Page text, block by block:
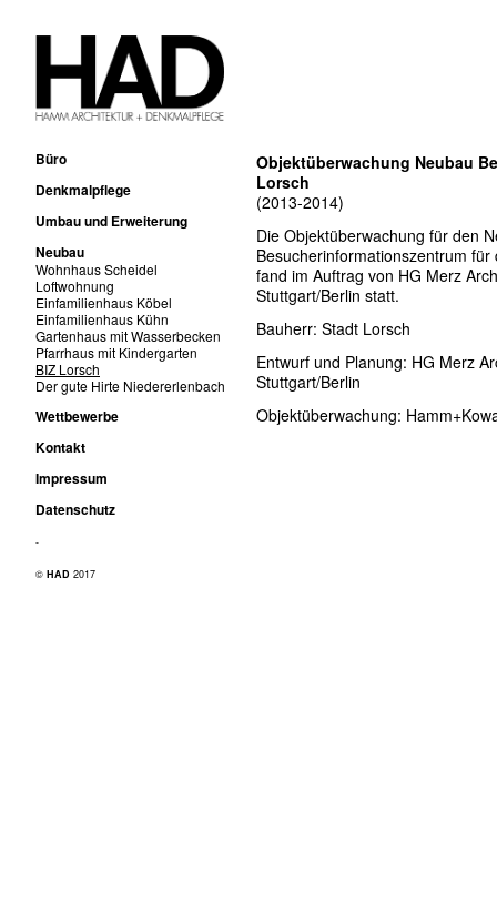
Büro
Denkmalpflege
Umbau und Erweiterung
Neubau
Wohnhaus Scheidel
Loftwohnung
Einfamilienhaus Köbel
Einfamilienhaus Kühn
Gartenhaus mit Wasserbecken
Pfarrhaus mit Kindergarten
BIZ Lorsch
Der gute Hirte Niedererlenbach
Wettbewerbe
Kontakt
Impressum
Datenschutz
-
© HAD 2017
Objektüberwachung Neubau
Lorsch
(2013-2014)
Die Objektüberwachung für den
Besucherinformationszentrum
fand im Auftrag von HG Merz
Stuttgart/Berlin statt.
Bauherr: Stadt Lorsch
Entwurf und Planung: HG Merz
Stuttgart/Berlin
Objektüberwachung: